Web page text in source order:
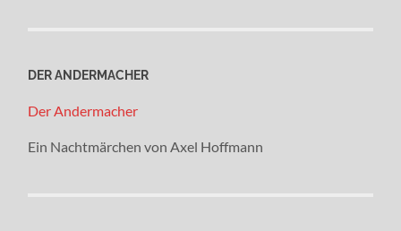
DER ANDERMACHER
Der Andermacher
Ein Nachtmärchen von Axel Hoffmann